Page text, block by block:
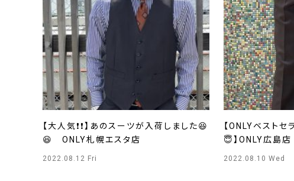
【大人気❗❗】あのスーツが入荷しました😆
😆 ONLY札幌エスタ店
2022.08.12 Fri
【ONLYベスト
😇】ONLY広島店
2022.08.10 Wed